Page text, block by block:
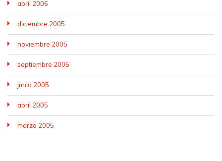
abril 2006
diciembre 2005
noviembre 2005
septiembre 2005
junio 2005
abril 2005
marzo 2005